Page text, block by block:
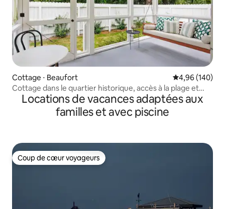
Cottage ⋅ Beaufort Évaluation
4,96 (140)
Cottage dans le quartier historique, accès à la plage et
jardin clôturé
Locations de vacances adaptées aux
familles et avec piscine
Coup de cœur voyageurs
Coup de cœur voyageurs